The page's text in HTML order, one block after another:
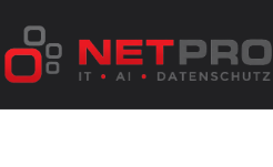
Inhalt
springen